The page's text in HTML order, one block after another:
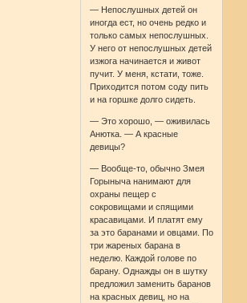
— Непослушных детей он
иногда ест, но очень редко и
только самых непослушных.
У него от непослушных детей
изжога начинается и живот
пучит. У меня, кстати, тоже.
Приходится потом соду пить
и на горшке долго сидеть.
— Это хорошо, — оживилась
Анютка. — А красные
девицы?
— Вообще-то, обычно Змея
Горыныча нанимают для
охраны пещер с
сокровищами и спящими
красавицами. И платят ему
за это баранами и овцами. По
три жареных барана в
неделю. Каждой голове по
барану. Однажды он в шутку
предложил заменить баранов
на красных девиц, но на